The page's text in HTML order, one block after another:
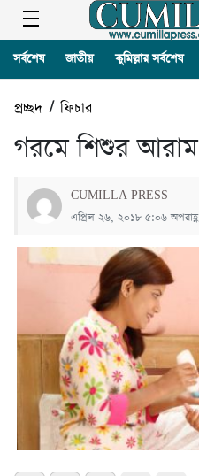
সর্বশেষ জাতীয় কুমিল্লার সর্বশেষ
প্রচ্ছদ/ফিচার
গরমে শিশুর আরাম
CUMILLA PRESS
এপ্রিল ২৬, ২০১৮ ৫:০৬ অপরাহ্ণ